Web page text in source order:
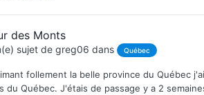
des Monts
sujet de greg06 dans Québec
follement la belle province du Québec
du Québec. J'étais de passage y a 2